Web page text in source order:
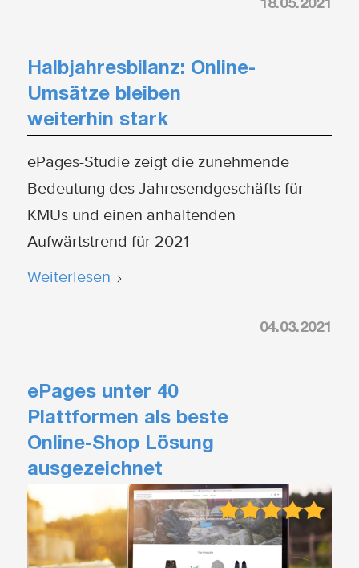
18.05.2021
Halbjahresbilanz: Online-
Umsätze bleiben
weiterhin stark
ePages-Studie zeigt die zunehmende
Bedeutung des Jahresendgeschäfts für
KMUs und einen anhaltenden
Aufwärtstrend für 2021
Weiterlesen
04.03.2021
ePages unter 40
Plattformen als beste
Online-Shop Lösung
ausgezeichnet